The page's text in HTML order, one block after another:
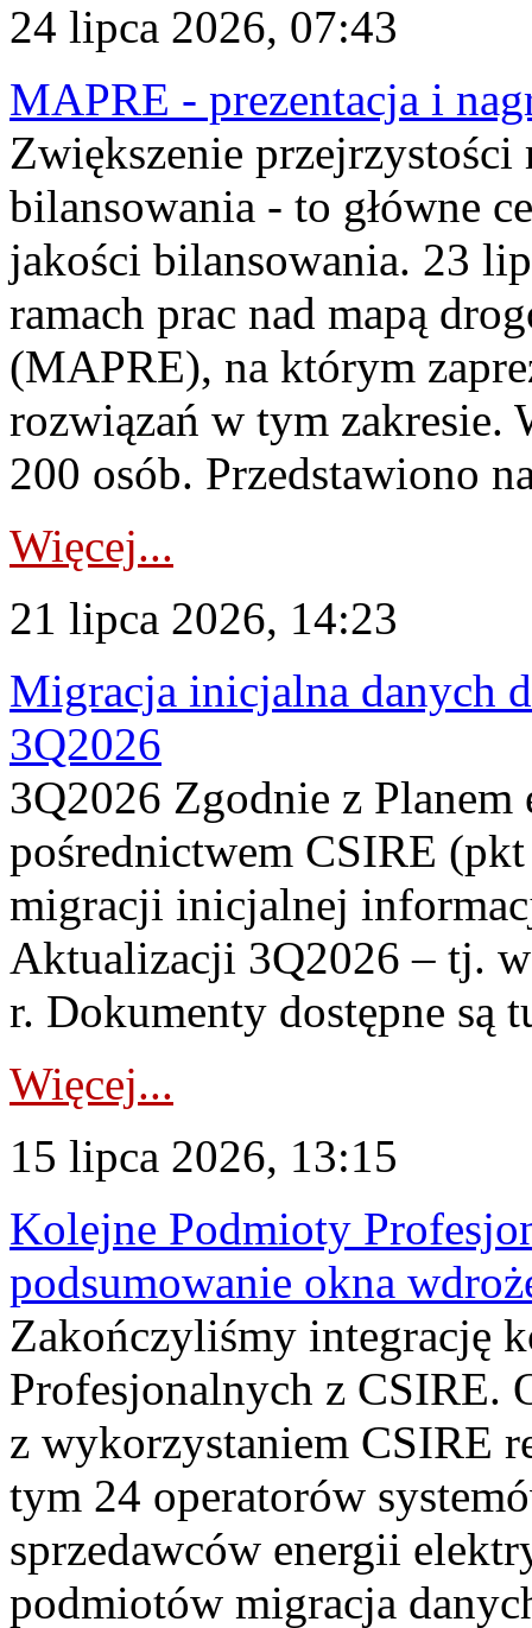
24 lipca 2026, 07:43
MAPRE - prezentacja i
Zwiększenie
bilansowania - to główne
jakości bilansowania. 23
ramach prac nad mapą
(MAPRE), na którym
rozwiązań w tym zakresie.
200 osób. Przedstawiono
Więcej...
21 lipca 2026, 14:23
Migracja inicjalna danych
3Q2026
3Q2026 Zgodnie z
pośrednictwem CSIRE
migracji inicjalnej
Aktualizacji 3Q2026 – tj.
r. Dokumenty dostępne są
Więcej...
15 lipca 2026, 13:15
Kolejne Podmioty
podsumowanie okna
Zakończyliśmy integrację
Profesjonalnych z CSIRE.
z wykorzystaniem CSIRE
tym 24 operatorów
sprzedawców energii
podmiotów migracja